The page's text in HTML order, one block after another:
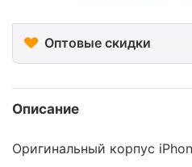
Оптовые скидки
Описание
Оригинальный корпус